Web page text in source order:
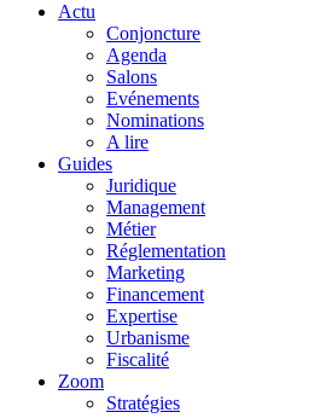
Actu
Conjoncture
Agenda
Salons
Evénements
Nominations
A lire
Guides
Juridique
Management
Métier
Réglementation
Marketing
Financement
Expertise
Urbanisme
Fiscalité
Zoom
Stratégies